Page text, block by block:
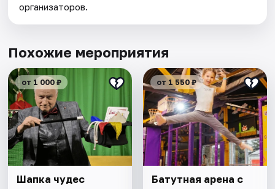
организаторов.
Похожие мероприятия
от 1 000 ₽
Шапка чудес
от 1 550 ₽
Батутная арена с